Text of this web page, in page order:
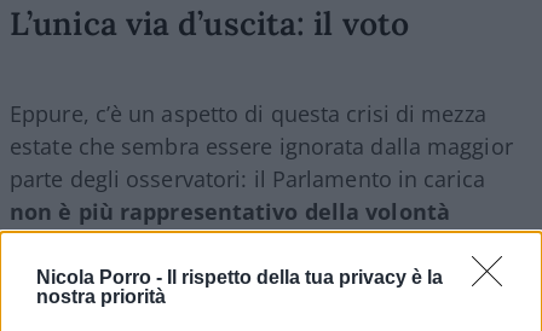
Nicola Porro -
Il rispetto della tua privacy è la
nostra priorità
L’unica via d’uscita: il voto
Eppure, c’è un aspetto di questa crisi di mezza
estate che sembra essere ignorata dalla maggior
parte degli osservatori: il Parlamento in carica
non è più rappresentativo della volontà
Alle preoccupazioni sbandierate da più parti circa